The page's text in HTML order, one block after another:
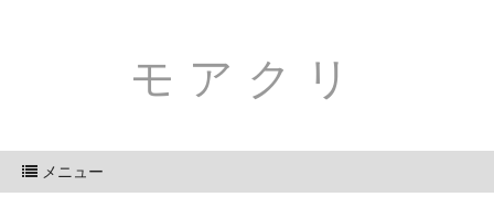
モアクリ
メニュー